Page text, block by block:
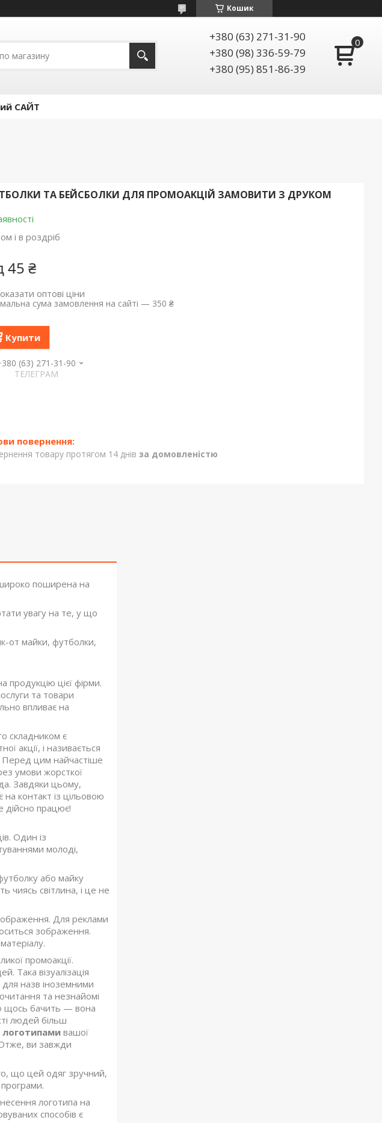
Кошик
+380 (63) 271-31-90
+380 (98) 336-59-79
+380 (95) 851-86-39
САЙТ
ТА БЕЙСБОЛКИ ДЛЯ ПРОМОАKЦІЙ ЗАМОВИТИ З ДРУКОМ
і в роздріб
45 ₴
оптові ціни
сума замовлення на сайті — 350 ₴
Купити
(63) 271-31-90
ТЕЛЕГРАМ
товару протягом 14 днів за домовленістю
поширена на
увагу на те, у що
от майки, футболки,
продукцію цієї фірми.
та товари
впливає на
складником є
акції, і називається
Перед цим найчастіше
умови жорсткої
Завдяки цьому,
контакт із цільовою
дійсно працює!
Один із
молоді,
або майку
чиясь світлина, і це не
Для реклами
зображення.
промоакції.
Така візуалізація
назв іноземними
та незнайомі
щось бачить — вона
людей більш
логотипамивашої
Отже, ви завжди
що цей одяг зручний,
логотипа на
способів є